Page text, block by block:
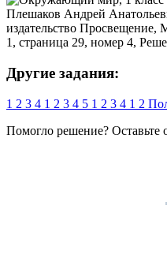
Другие задания:
1 2 3 4 1 2 3 4 5 1 2 3 4 1 2
Помогло решение? Оставьте